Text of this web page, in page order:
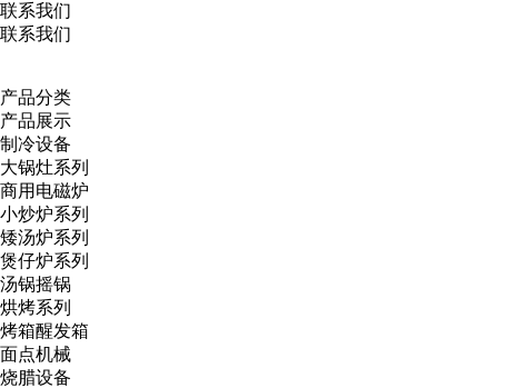
联系我们
联系我们
产品分类
产品展示
制冷设备
大锅灶系列
商用电磁炉
小炒炉系列
矮汤炉系列
煲仔炉系列
汤锅摇锅
烘烤系列
烤箱醒发箱
面点机械
烧腊设备